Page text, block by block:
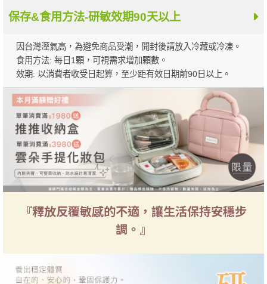
保存&食用方法-研敏效期90天以上
因台灣溼氣高，為避免商品受潮，開封後請放入冷藏或冷凍。
食用方法: 每日1顆，可視需求增加顆數。
效期: 以消費者收受日起算，至少距有效日期前90日以上。
『釋放反覆敏感的不適，讓生活保持安穩步
調。』